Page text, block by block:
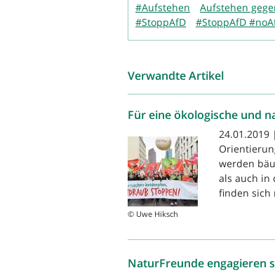
#Aufstehen Aufstehen
#StoppAfD
#StoppAfD
Verwandte Artikel
Für eine ökologische und
© Uwe Hiksch
werden
als auch in
finden sich
NaturFreunde engagieren